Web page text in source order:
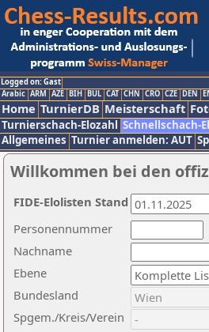
Logged on: Gast
Arabic ARM AZE BIH BUL CAT CHN CRO CZE DEN
Home TurnierDB Meisterschaft
Turnierschach-Elozahl Schnellschach-
Allgemeines Turnier anmelden: AUT
Willkommen bei den
Nachname
Ebene
Personennummer
Bundesland
Spgem./Kreis/Verein
FIDE-Elolisten Stand